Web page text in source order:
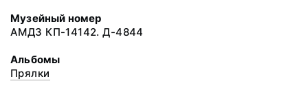
Музейный номер
АМДЗ КП-14142. Д-4844
Альбомы
Прялки